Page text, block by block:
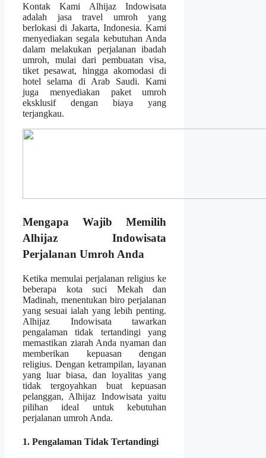
Kontak Kami Alhijaz Indowisata
adalah jasa travel umroh yang
berlokasi di Jakarta, Indonesia. Kami
menyediakan segala kebutuhan Anda
dalam melakukan perjalanan ibadah
umroh, mulai dari pembuatan visa,
tiket pesawat, hingga akomodasi di
hotel selama di Arab Saudi. Kami
juga menyediakan paket umroh
eksklusif dengan biaya yang
terjangkau.
Mengapa Wajib Memilih
Alhijaz Indowisata
Perjalanan Umroh Anda
Ketika memulai perjalanan religius ke
beberapa kota suci Mekah dan
Madinah, menentukan biro perjalanan
yang sesuai ialah yang lebih penting.
Alhijaz Indowisata tawarkan
pengalaman tidak tertandingi yang
memastikan ziarah Anda nyaman dan
memberikan kepuasan dengan
religius. Dengan ketrampilan, layanan
yang luar biasa, dan loyalitas yang
tidak tergoyahkan buat kepuasan
pelanggan, Alhijaz Indowisata yaitu
pilihan ideal untuk kebutuhan
perjalanan umroh Anda.
1. Pengalaman Tidak Tertandingi